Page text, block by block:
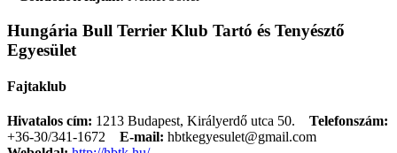
Hungária Bull Terrier Klub Tartó és Tenyésztő
Egyesület
Fajtaklub
Hivatalos cím: 1213 Budapest, Királyerdő utca 50. Telefonszám:
+36-30/341-1672
E-mail: hbtkegyesulet@gmail.com